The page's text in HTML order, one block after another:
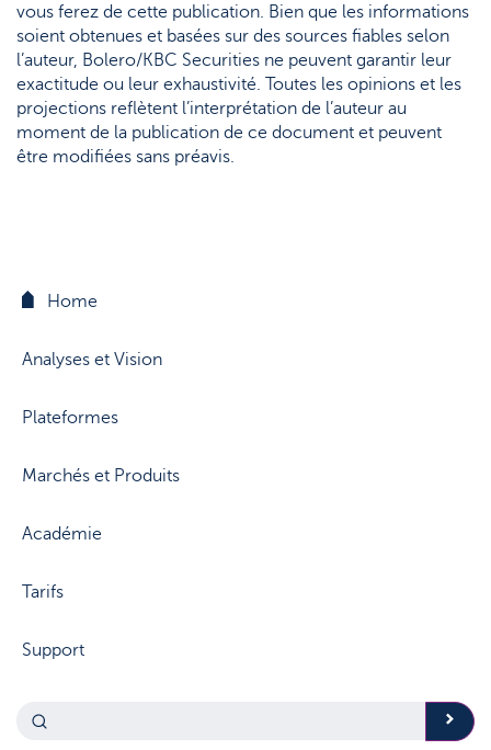
vous ferez de cette publication. Bien que les informations
soient obtenues et basées sur des sources fiables selon
l’auteur, Bolero/KBC Securities ne peuvent garantir leur
exactitude ou leur exhaustivité. Toutes les opinions et les
projections reflètent l’interprétation de l’auteur au
moment de la publication de ce document et peuvent
être modifiées sans préavis.
Home
Analyses et Vision
Plateformes
Marchés et Produits
Académie
Tarifs
Support